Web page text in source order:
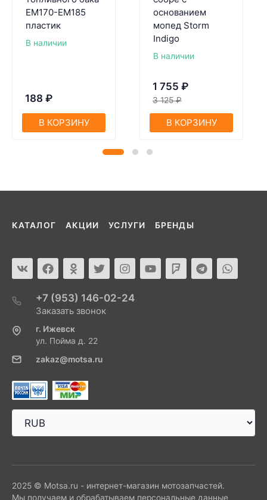
EM170-EM185
пластик
В наличии
188 ₽
В КОРЗИНУ
основанием
мопед Storm
Indigo
В наличии
1 755 ₽
3 125 ₽
В КОРЗИНУ
КАТАЛОГ АКЦИИ УСЛУГИ БРЕНДЫ
+7 (953) 146-02-24
Заказать звонок
г. Ижевск
ул. Пойма д. 22
zakaz@motsa.ru
2025 © Motsa.ru - интернет-магазин мотозапчастей.
Мы получаем и обрабатываем персональные данные